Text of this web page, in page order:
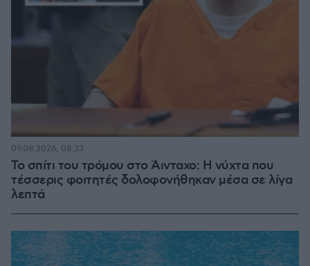
Το σπίτι του τρόμου στο Άινταχο: Η νύχτα που
τέσσερις φοιτητές δολοφονήθηκαν μέσα σε λίγα
λεπτά
09.08.2026, 08:33